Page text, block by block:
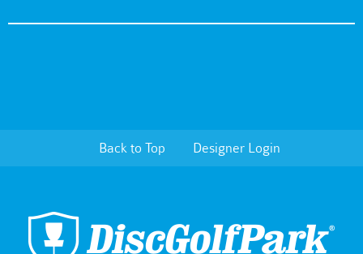
Back to Top Designer Login